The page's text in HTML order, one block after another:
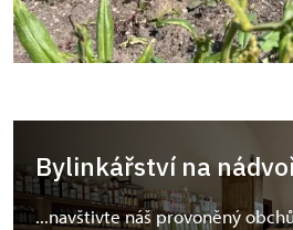
Bylinkářství na
...navštivte náš provoněný